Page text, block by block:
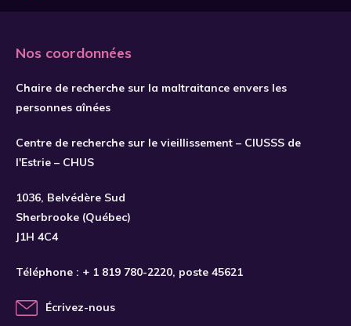
Nos coordonnées
Chaire de recherche sur la maltraitance envers les
personnes aînées
Centre de recherche sur le vieillissement – CIUSSS de
l'Estrie – CHUS
1036, Belvédère Sud
Sherbrooke (Québec)
J1H 4C4
Téléphone : + 1 819 780-2220, poste 45621
Écrivez-nous